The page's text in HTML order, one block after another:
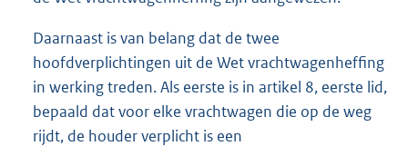
Daarnaast is van belang dat de twee
hoofdverplichtingen uit de Wet vrachtwagenheffing
in werking treden. Als eerste is in artikel 8, eerste lid,
bepaald dat voor elke vrachtwagen die op de weg
rijdt, de houder verplicht is een